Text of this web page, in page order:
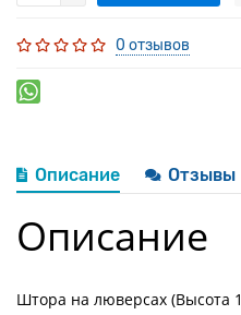
0 отзывов
Описание Отзывы
Описание
Штора на люверсах (Высота